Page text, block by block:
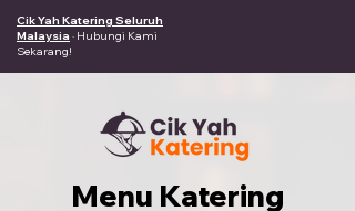
Cik Yah Katering Seluruh
Malaysia · Hubungi Kami
Sekarang!
Menu Katering